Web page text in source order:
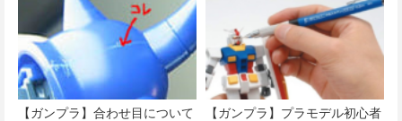
【ガンプラ】合わせ目について
【ガンプラ】プラモデル初心者